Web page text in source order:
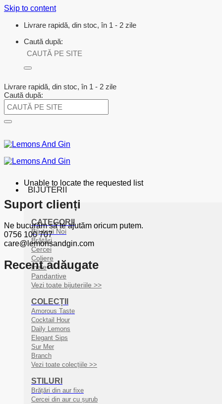
Skip to content
Livrare rapidă, din stoc, în 1 - 2 zile
Caută după:
Livrare rapidă, din stoc, în 1 - 2 zile
Caută după:
BIJUTERII
CATEGORII
Bijuterii Noi
Brățări
Cercei
Coliere
Inele
Pandantive
Vezi toate bijuteriile >>
COLECȚII
Amorous Taste
Cocktail Hour
Daily Lemons
Elegant Sips
Sur Mer
Branch
Vezi toate colecțiile >>
STILURI
Brățări din aur fixe
Cercei din aur cu șurub
Unable to locate the requested list
Suport clienți
Ne bucurăm să te ajutăm oricum putem.
0756 100 707
care@lemonsandgin.com
Recent adăugate